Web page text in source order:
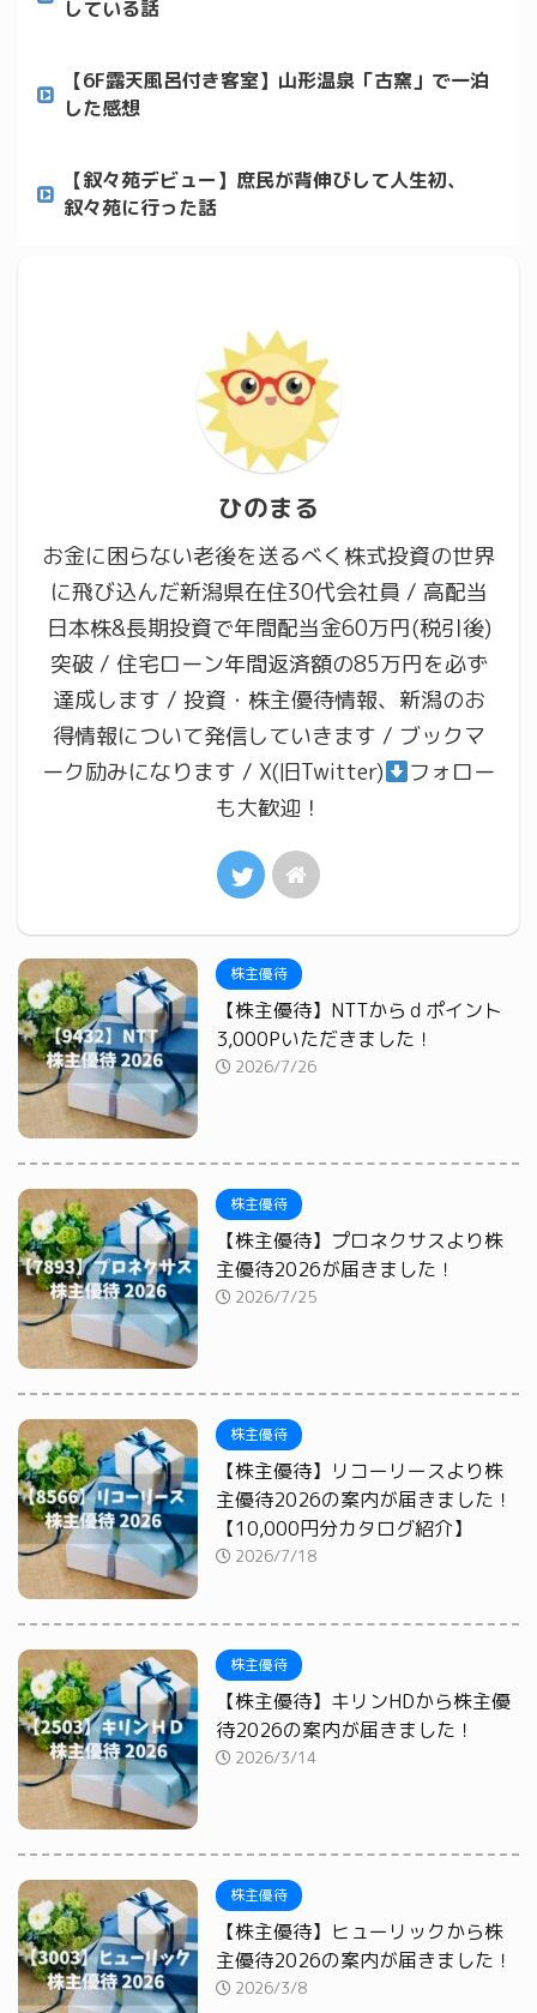
している話
【6F露天風呂付き客室】山形温泉「古窯」で一泊
した感想
【叙々苑デビュー】庶民が背伸びして人生初、
叙々苑に行った話
ひのまる
お金に困らない老後を送るべく株式投資の世界
に飛び込んだ新潟県在住30代会社員 / 高配当
日本株&長期投資で年間配当金60万円(税引後)
突破 / 住宅ローン年間返済額の85万円を必ず
達成します / 投資・株主優待情報、新潟のお
得情報について発信していきます / ブックマ
ーク励みになります / X(旧Twitter)
フォロー
も大歓迎！
株主優待
【株主優待】NTTからｄポイント
3,000Pいただきました！
2026/7/26
株主優待
【株主優待】プロネクサスより株
主優待2026が届きました！
2026/7/25
株主優待
【株主優待】リコーリースより株
主優待2026の案内が届きました！
【10,000円分カタログ紹介】
2026/7/18
株主優待
【株主優待】キリンHDから株主優
待2026の案内が届きました！
2026/3/14
株主優待
【株主優待】ヒューリックから株
主優待2026の案内が届きました！
2026/3/8